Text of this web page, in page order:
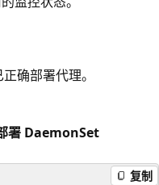
确部署代理。
署 DaemonSet
复制